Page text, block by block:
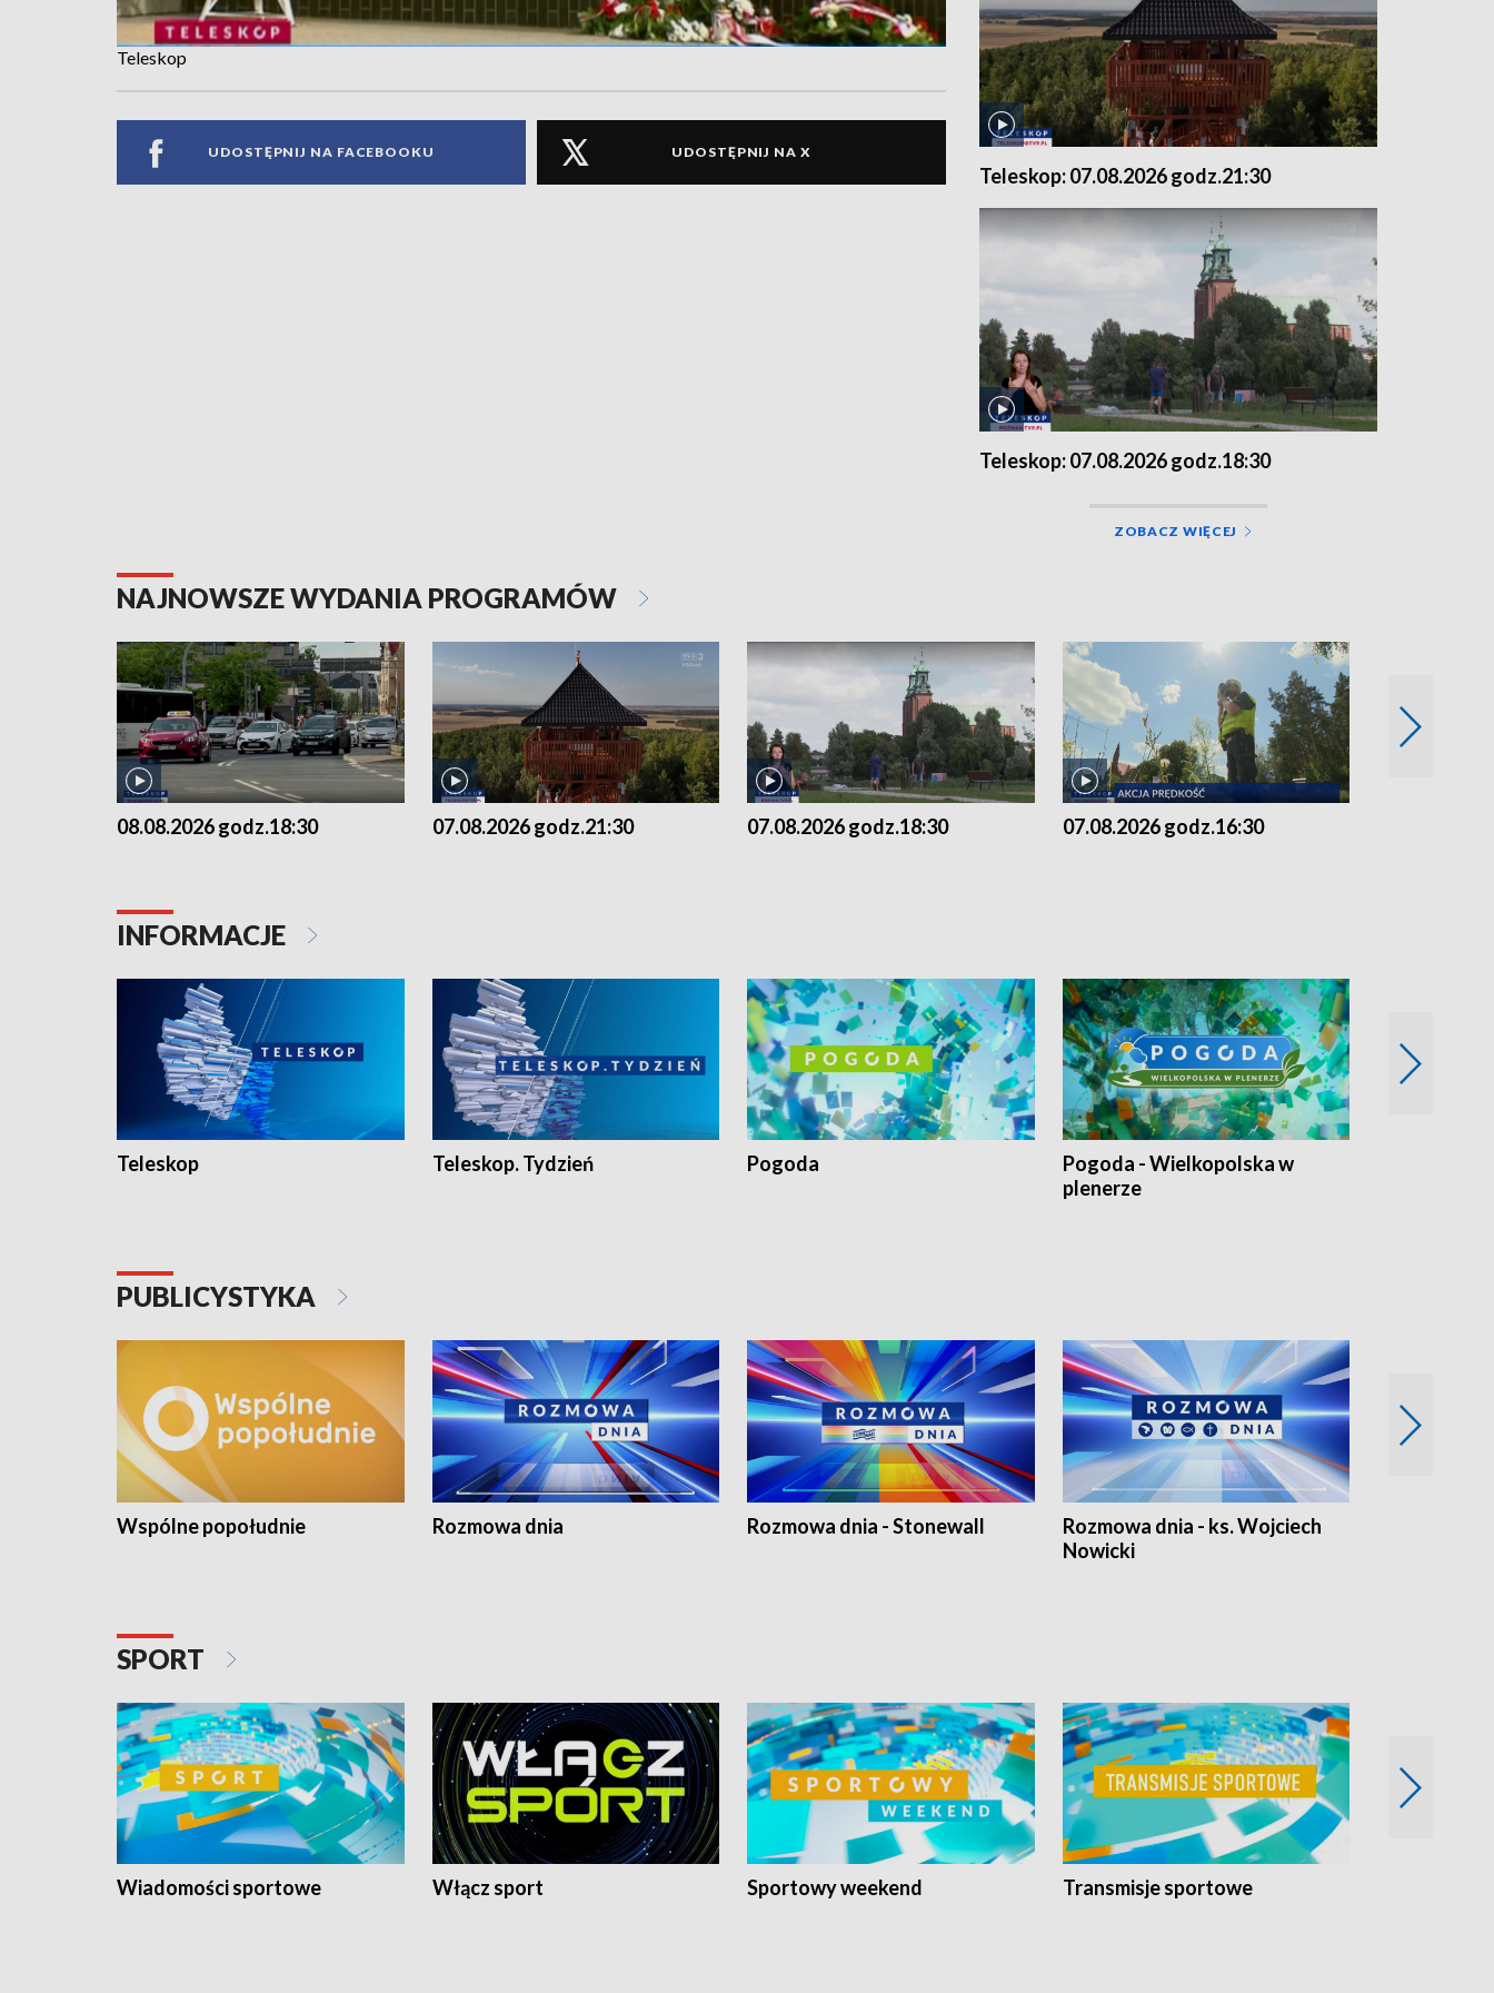
Teleskop
UDOSTĘPNIJ NA FACEBOOKU UDOSTĘPNIJ NA X
Teleskop: 07.08.2026 godz.21:30
Teleskop: 07.08.2026 godz.18:30
ZOBACZ WIĘCEJ
NAJNOWSZE WYDANIA PROGRAMÓW
08.08.2026 godz.18:30 07.08.2026 godz.21:30 07.08.2026 godz.18:30 07.08.2026 godz.16:30
INFORMACJE
Teleskop Teleskop. Tydzień Pogoda
Pogoda - Wielkopolska w
plenerze
PUBLICYSTYKA
Wspólne popołudnie Rozmowa dnia Rozmowa dnia - Stonewall
Rozmowa dnia - ks. Wojciech
Nowicki
SPORT
Wiadomości sportowe Włącz sport Sportowy weekend Transmisje sportowe